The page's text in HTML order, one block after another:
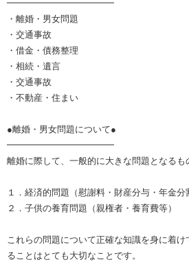
━━━━━━━━━━━━
・離婚・男女問題
・交通事故
・借金・債務整理
・相続・遺言
・交通事故
・不動産・住まい
●離婚・男女問題について●
━━━━━━━━━━━━
離婚に際して、一般的に大きな問題となるも
１．経済的問題（慰謝料・財産分与・年金分
２．子供の養育問題（親権者・養育費等）
これらの問題について正確な知識を身に着
ることはとても大切なことです。